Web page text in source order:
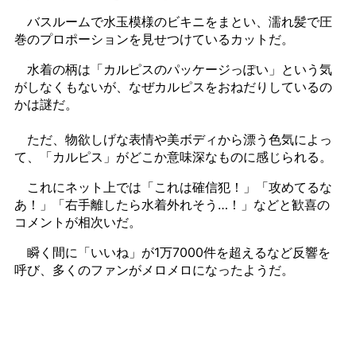
バスルームで水玉模様のビキニをまとい、濡れ髪で圧
巻のプロポーションを見せつけているカットだ。
水着の柄は「カルピスのパッケージっぽい」という気
がしなくもないが、なぜカルピスをおねだりしているの
かは謎だ。
ただ、物欲しげな表情や美ボディから漂う色気によっ
て、「カルピス」がどこか意味深なものに感じられる。
これにネット上では「これは確信犯！」「攻めてるな
あ！」「右手離したら水着外れそう…！」などと歓喜の
コメントが相次いだ。
瞬く間に「いいね」が1万7000件を超えるなど反響を
呼び、多くのファンがメロメロになったようだ。